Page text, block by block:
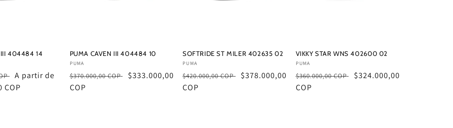
III 404484 14
Precio
de
A partir de
COP
PUMA CAVEN III 404484 10
Proveedor:
PUMA
Precio
habitual
$370.000,00 COP
Precio
$333.000,00
COP
SOFTRIDE ST MILER 402635 02
Proveedor:
PUMA
Precio
habitual
$420.000,00 COP
Precio
$378.000,00
COP
VIKKY STAR WNS 402600 02
Proveedor:
PUMA
Precio
habitual
$360.000,00 COP
Precio
$324.000,00
COP